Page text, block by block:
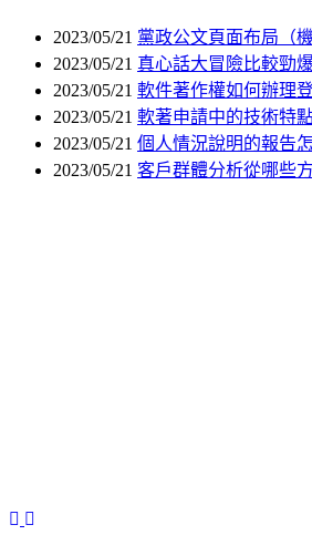
2023/05/21 黨政公文頁面布局（
2023/05/21 真心話大冒險比較勁
2023/05/21 軟件著作權如何辦理
2023/05/21 軟著申請中的技術特
2023/05/21 個人情況說明的報告
2023/05/21 客戶群體分析從哪些